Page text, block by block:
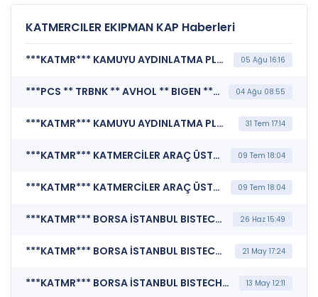
KATMERCILER EKIPMAN KAP Haberleri
***KATMR*** KAMUYU AYDINLATMA PLATFORMU (Pay Alım Satım Bildirimi) 05 Ağu 16:16
***PCS ** TRBNK ** AVHOL ** BIGEN ** FORMT ** KRTEK ** PASEU ** PRY ** TAE ** KATMR ** KTLEV ** BRKSN ** PKZ*** KAMUYU AYDINLATMA PLATFORMU (Kamuyu Aydınlatma Platformu Duyurusu) 04 Ağu 08:55
***KATMR*** KAMUYU AYDINLATMA PLATFORMU (Pay Alım Satım Bildirimi) 31 Tem 17:14
***KATMR*** KATMERCİLER ARAÇ ÜSTÜ EKİPMAN SANAYİ VE TİCARET A.Ş. (Şirket Genel Bilgi Formu) 09 Tem 18:04
***KATMR*** KATMERCİLER ARAÇ ÜSTÜ EKİPMAN SANAYİ VE TİCARET A.Ş. (Özel Durum Açıklaması (Genel)) 09 Tem 18:04
***KATMR*** BORSA İSTANBUL BISTECH DEVRE KESİCİ UYGULAMASI (Pay Bazında Devre Kesici Bildirimi) 26 Haz 15:49
***KATMR*** BORSA İSTANBUL BISTECH DEVRE KESİCİ UYGULAMASI (Pay Bazında Devre Kesici Bildirimi) 21 May 17:24
***KATMR*** BORSA İSTANBUL BISTECH DEVRE KESİCİ UYGULAMASI (Pay Bazında Devre Kesici Bildirimi) 13 May 12:11